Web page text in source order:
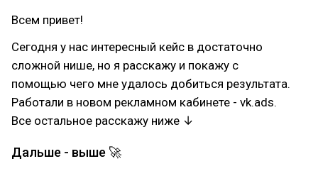
Всем привет!
Сегодня у нас интересный кейс в достаточно
сложной нише, но я расскажу и покажу с
помощью чего мне удалось добиться результата.
Работали в новом рекламном кабинете - vk.ads.
Все остальное расскажу ниже ↓
Дальше - выше 🚀